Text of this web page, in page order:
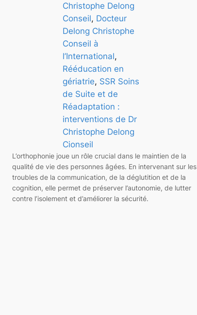
Christophe Delong
Conseil, Docteur
Delong Christophe
Conseil à
l’International
Rééducation en
gériatrie, SSR Soins
de Suite et de
Réadaptation :
interventions de Dr
Christophe Delong
Cionseil
L’orthophonie joue un rôle crucial dans le maintien de la
qualité de vie des personnes âgées. En intervenant sur les
troubles de la communication, de la déglutition et de la
cognition, elle permet de préserver l’autonomie, de lutter
contre l’isolement et d’améliorer la sécurité.